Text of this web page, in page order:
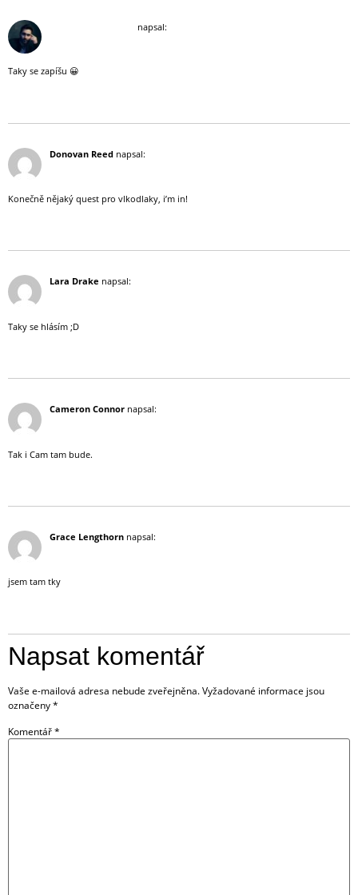
napsal:
Taky se zapíšu 😀
Donovan Reed napsal:
Konečně nějaký quest pro vlkodlaky, i’m in!
Lara Drake napsal:
Taky se hlásím ;D
Cameron Connor napsal:
Tak i Cam tam bude.
Grace Lengthorn napsal:
jsem tam tky
Napsat komentář
Vaše e-mailová adresa nebude zveřejněna.Vyžadované informace jsou
označeny*
Komentář*